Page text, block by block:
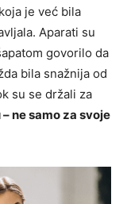
je već bila
Aparati su
govorilo da
bila snažnija od
su se držali za
ne samo za svoje